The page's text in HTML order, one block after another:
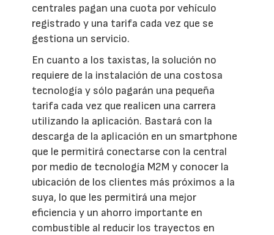
centrales pagan una cuota por vehículo
registrado y una tarifa cada vez que se
gestiona un servicio.
En cuanto a los taxistas, la solución no
requiere de la instalación de una costosa
tecnología y sólo pagarán una pequeña
tarifa cada vez que realicen una carrera
utilizando la aplicación. Bastará con la
descarga de la aplicación en un smartphone
que le permitirá conectarse con la central
por medio de tecnología M2M y conocer la
ubicación de los clientes más próximos a la
suya, lo que les permitirá una mejor
eficiencia y un ahorro importante en
combustible al reducir los trayectos en